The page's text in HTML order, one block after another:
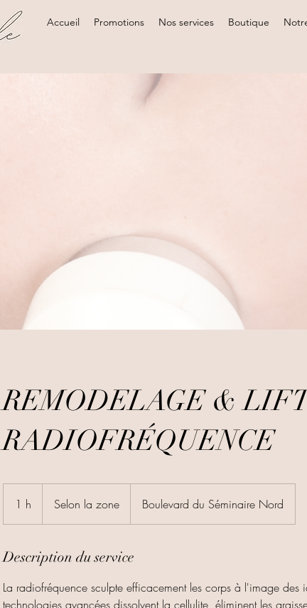
Accueil Promotions Nos services Boutique
REMODELAGE &
RADIOFRÉQUENCE
1 h
zoneSelon la zone Boulevard du Séminaire Nord
Description du service
La radiofréquence sculpte efficacement les corps à l'image
technologies avancées dissolvent la cellulite, éliminent les